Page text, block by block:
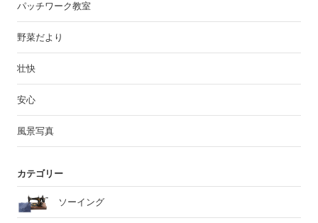
パッチワーク教室
野菜だより
壮快
安心
風景写真
カテゴリー
ソーイング